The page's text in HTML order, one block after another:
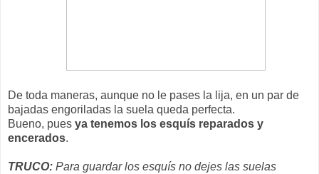
De toda maneras, aunque no le pases la lija, en un par de
bajadas engoriladas la suela queda perfecta.
Bueno, pues ya tenemos los esquís reparados y
encerados.
TRUCO: Para guardar los esquís no dejes las suelas